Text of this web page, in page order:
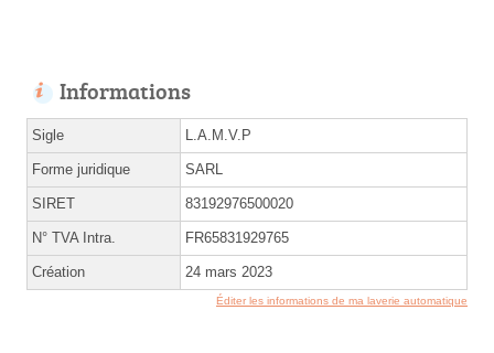
Informations
Sigle L.A.M.V.P
Forme juridique SARL
SIRET 83192976500020
N° TVA Intra. FR65831929765
Création 24 mars 2023
Éditer les informations de ma laverie automatique